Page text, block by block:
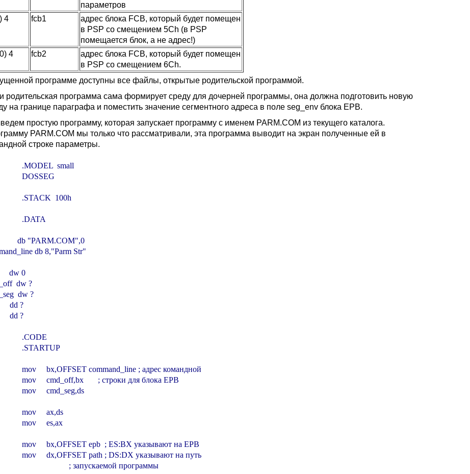
параметров
4
fcb1
адрес блока FCB, который будет помещен
в PSP со смещением 5Ch (в PSP
помещается блок, а не адрес!)
4
fcb2
адрес блока FCB, который будет помещен
в PSP со смещением 6Ch.
программе доступны все файлы, открытые родительской программой.
родительская программа сама формирует среду для дочерней программы, она должна подготовить новую
на границе параграфа и поместить значение сегментного адреса в поле seg_env блока EPB.
простую программу, которая запускает программу с именем PARM.COM из текущего каталога.
PARM.COM мы только что рассматривали, эта программа выводит на экран полученные ей в
строке параметры.
.MODEL  small
DOSSEG
.STACK  100h
.DATA
db "PARM.COM",0
db 8,"Parm Str"
dw 0
dw ?
dw ?
dd ?
dd ?
.CODE
.STARTUP
mov     bx,OFFSET command_line ; адрес командной
mov     cmd_off,bx       ; строки для блока EPB
mov     cmd_seg,ds
mov     ax,ds
mov     es,ax
mov     bx,OFFSET epb  ; ES:BX указывают на EPB
mov     dx,OFFSET path ; DS:DX указывают на путь
; запускаемой программы